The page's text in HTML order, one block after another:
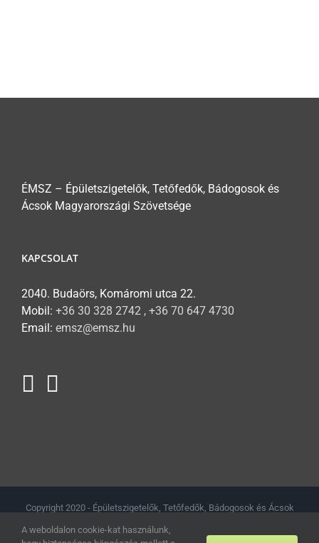
ÉMSZ – Épületszigetelők, Tetőfedők, Bádogosok és
Ácsok Magyarországi Szövetsége
KAPCSOLAT
2040. Budaörs, Komáromi utca 22.
Mobil: +36 30 328 2742 , +36 70 647 4730
Email: emsz@emsz.hu
Copyright 2020 - Épületszigetelők, Tetőfedők, Bádogosok és Ácsok
tájékoztató
A weboldalon cookie-kat használunk,